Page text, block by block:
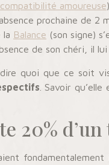
compatibilité amoureuse
prochaine de 2
la Balance (son signe)
de son chéri, il
quoi que ce soit
. Savoir
20%